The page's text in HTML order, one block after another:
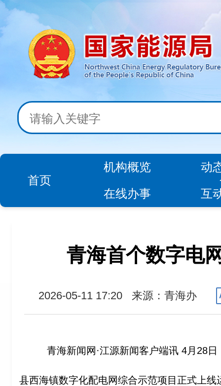
首页
机构概览
动
在线办事
互
青海首个数字电
2026-05-11 17:20 来源：青海办
青海新闻网·江源新闻客户端讯 4月28
县西海镇数字化配电网综合示范项目正式上